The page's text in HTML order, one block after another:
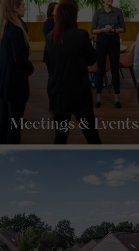
Meetings & Events